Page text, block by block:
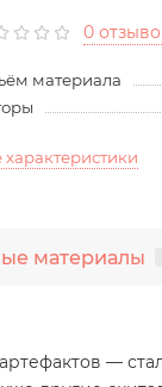
0
материала
характеристики
материалы
—